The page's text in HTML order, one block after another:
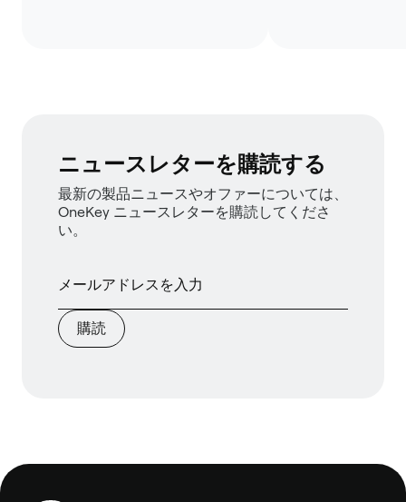
ニュースレターを購読する
最新の製品ニュースやオファーについては、
OneKey ニュースレターを購読してくださ
い。
購読
フ